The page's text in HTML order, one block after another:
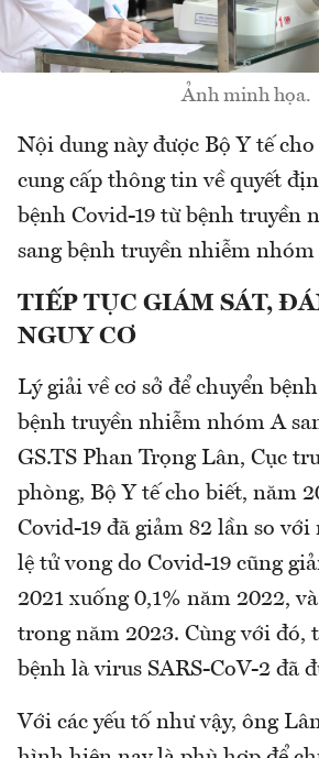
Ảnh minh họa.
Nội dung này được Bộ Y tế
cung cấp thông tin về quyết
bệnh Covid-19 từ bệnh truyền
sang bệnh truyền nhiễm nhóm
TIẾP TỤC GIÁM SÁT,
NGUY CƠ
Lý giải về cơ sở để chuyển
bệnh truyền nhiễm nhóm A
GS.TS Phan Trọng Lân, Cục
phòng, Bộ Y tế cho biết, năm
Covid-19 đã giảm 82 lần so với
lệ tử vong do Covid-19 cũng
2021 xuống 0,1% năm 2022,
trong năm 2023. Cùng với đó,
bệnh là virus SARS-CoV-2 đã
Với các yếu tố như vậy, ông